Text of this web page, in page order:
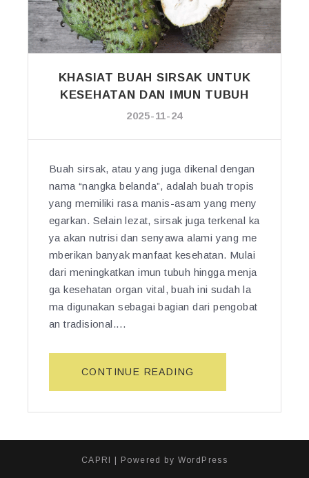
KHASIAT BUAH SIRSAK UNTUK
KESEHATAN DAN IMUN TUBUH
2025-11-24
Buah sirsak, atau yang juga dikenal dengan
nama “nangka belanda”, adalah buah tropis
yang memiliki rasa manis-asam yang meny
egarkan. Selain lezat, sirsak juga terkenal ka
ya akan nutrisi dan senyawa alami yang me
mberikan banyak manfaat kesehatan. Mulai
dari meningkatkan imun tubuh hingga menja
ga kesehatan organ vital, buah ini sudah la
ma digunakan sebagai bagian dari pengobat
an tradisional.…
CONTINUE READING
T
CAPRI | Powered by WordPress